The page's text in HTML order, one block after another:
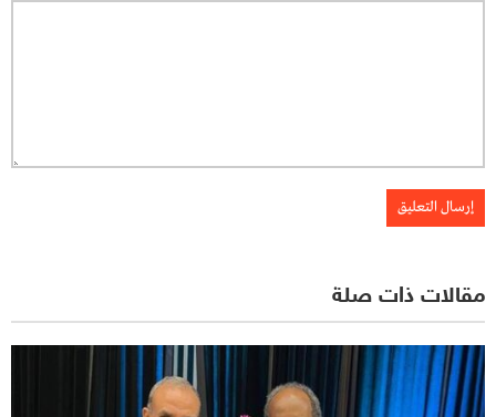
مقالات ذات صلة